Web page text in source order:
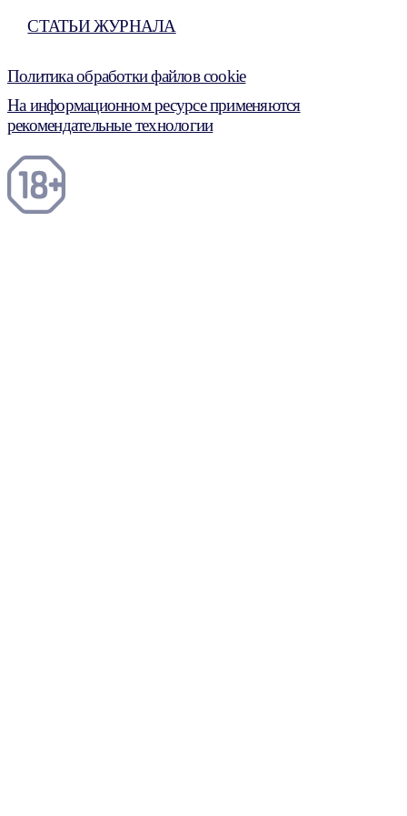
СТАТЬИ ЖУРНАЛА
Политика обработки файлов cookie
На информационном ресурсе применяются
рекомендательные технологии